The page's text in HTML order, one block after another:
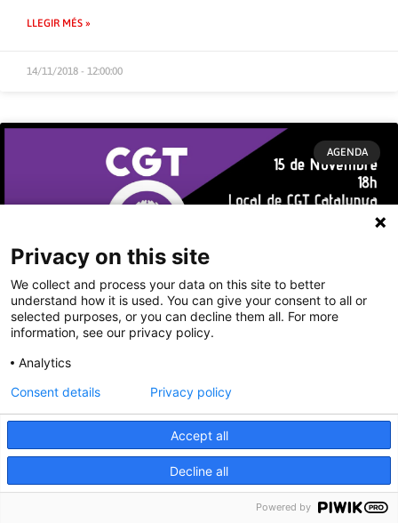
LLEGIR MÉS »
14/11/2018 - 12:00:00
AGENDA
Convocatòria de reunió de totes les
dones afiliades a la CGT de Catalunya el
15 de novembre
Es convoca a totes les dones afiliades a la CGT de Catalunya,
a una reunió per debatre i intercanviar opinions, el dijous 15
de Novembre, de 18:00 a 20:00 hores, al local de la CGT
Catalunya, carrer Burgos, 59 de Barcelona, amb el següent
Privacy on this site
We collect and process your data on this site to better
understand how it is used. You can give your consent to all or
selected purposes, or you can decline them all. For more
information, see our privacy policy.
Analytics
Accept all
Decline all
Consent details Privacy policy
Powered by